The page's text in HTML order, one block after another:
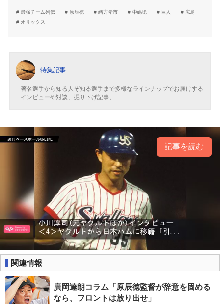
最強チーム列伝 原辰徳 緒方孝市 中嶋聡 巨人
広島
オリックス
特集記事
著名選手から知る人ぞ知る選手まで多様なラインナップでお届けする
インビューや対談、掘り下げ記事。
記事を読む
関連情報
廣岡達朗コラム「原辰徳監督が辞意を固める
なら、フロントは放り出せ」